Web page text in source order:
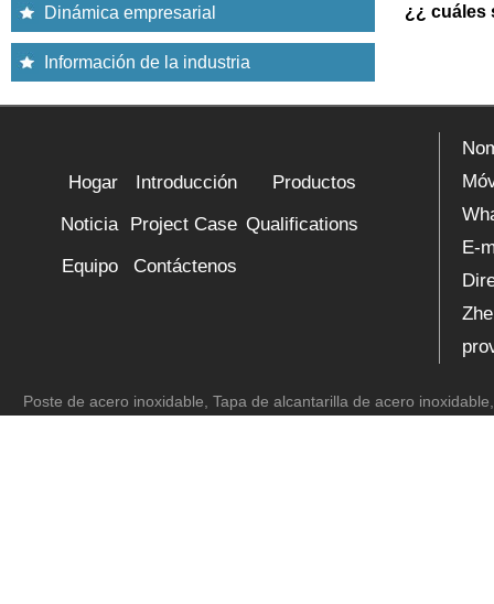
Dinámica empresarial
Información de la industria
¿¿ cuáles
Hogar Introducción
Productos
Noticia
Project Case Qualifications
Equipo
Contáctenos
E-
Poste de acero inoxidable Tapa de alcantarilla de acero inoxidable